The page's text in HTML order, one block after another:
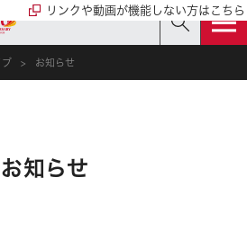
ブ お知らせ
お知らせ
リンクや動画が機能しない方はこちら